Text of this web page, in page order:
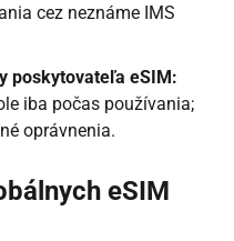
cez neznáme IMS
poskytovateľa eSIM:
iba počas používania;
oprávnenia.
eSIM